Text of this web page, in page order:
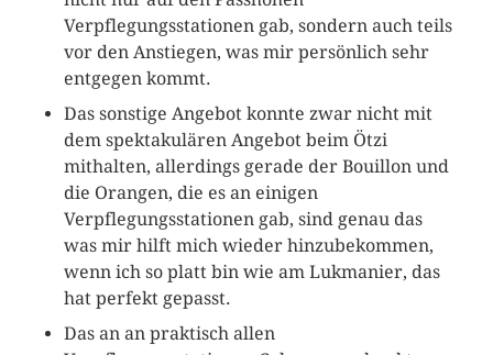
Verpflegungsstationen gab, sondern auch teils
vor den Anstiegen, was mir persönlich sehr
entgegen kommt.
Das sonstige Angebot konnte zwar nicht mit
dem spektakulären Angebot beim Ötzi
mithalten, allerdings gerade der Bouillon und
die Orangen, die es an einigen
Verpflegungsstationen gab, sind genau das
was mir hilft mich wieder hinzubekommen,
wenn ich so platt bin wie am Lukmanier, das
hat perfekt gepasst.
Das an an praktisch allen